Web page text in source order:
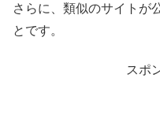
さらに、類似のサイトが
とです。
スポ